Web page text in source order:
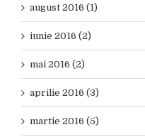
august 2016 (1)
iunie 2016 (2)
mai 2016 (2)
aprilie 2016 (3)
martie 2016 (5)